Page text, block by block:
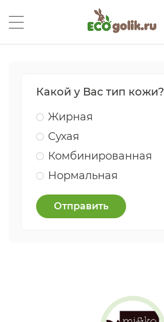
Какой у Вас тип кожи?
Жирная
Сухая
Комбинированная
Нормальная
Отправить